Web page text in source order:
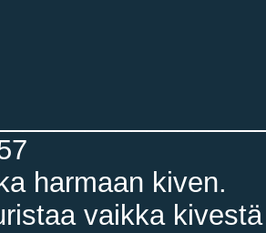
harmaan kiven.
vaikka